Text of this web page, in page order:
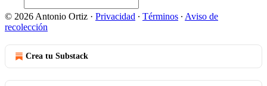
© 2026 Antonio Ortiz · Privacidad ∙ Términos ∙ Aviso de
recolección
Crea tu Substack